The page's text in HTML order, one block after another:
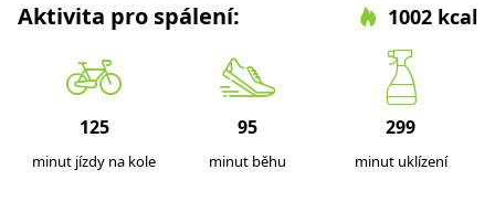
Aktivita pro spálení: 1002 kcal
125
minut jízdy na kole
95
minut běhu
299
minut uklízení